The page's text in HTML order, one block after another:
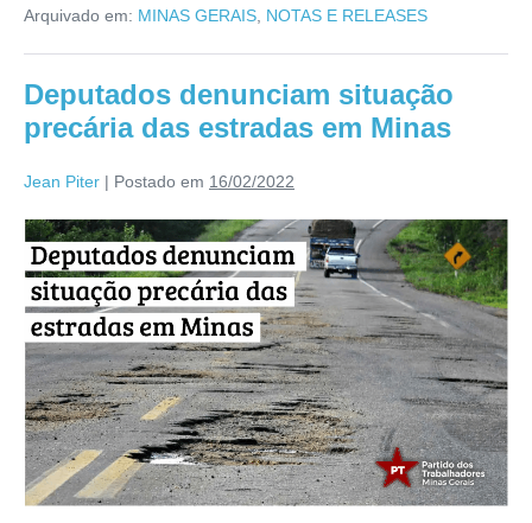
Arquivado em: MINAS GERAIS NOTAS E RELEASES
Deputados denunciam situação
precária das estradas em Minas
Jean Piter | Postado em 16/02/2022